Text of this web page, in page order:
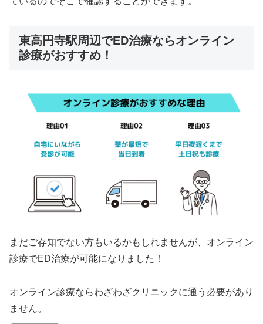
東高円寺駅周辺でED治療ならオンライン
診療がおすすめ！
まだご存知でない方もいるかもしれませんが、オンライン
診療でED治療が可能になりました！
オンライン診療ならわざわざクリニックに通う必要があり
ません。